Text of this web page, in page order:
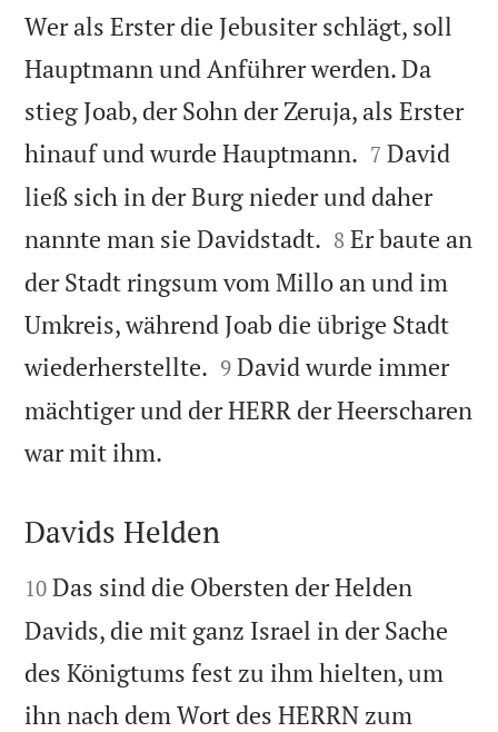
Wer als Erster die Jebusiter schlägt, soll
Hauptmann und Anführer werden. Da
stieg Joab, der Sohn der Zeruja, als Erster
hinauf und wurde Hauptmann. 

7 David
ließ sich in der Burg nieder und daher
nannte man sie Davidstadt. 

8 Er baute an
der Stadt ringsum vom Millo an und im
Umkreis, während Joab die übrige Stadt
wiederherstellte. 

9 David wurde immer
mächtiger und der HERR der Heerscharen
war mit ihm.

Davids Helden

10 Das sind die Obersten der Helden
Davids, die mit ganz Israel in der Sache
des Königtums fest zu ihm hielten, um
ihn nach dem Wort des HERRN zum